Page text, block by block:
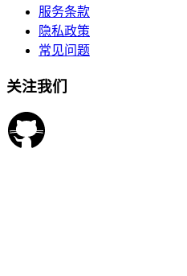
服务条款
隐私政策
常见问题
关注我们